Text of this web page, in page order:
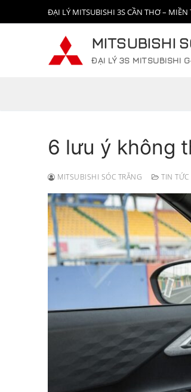
đến
ĐẠI LÝ MITSUBISHI 3S CẦN THƠ – MIỀN
MITSUBISHI
ĐẠI LÝ 3S MITSUBISHI
6 lưu ý không
MITSUBISHI SÓC TRĂNG TIN TỨC